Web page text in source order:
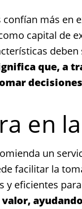
más en
capital de
que, a
en
un
facilitar la
y eficientes